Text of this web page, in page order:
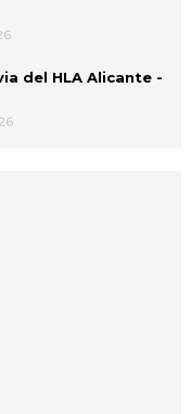
del HLA Alicante -